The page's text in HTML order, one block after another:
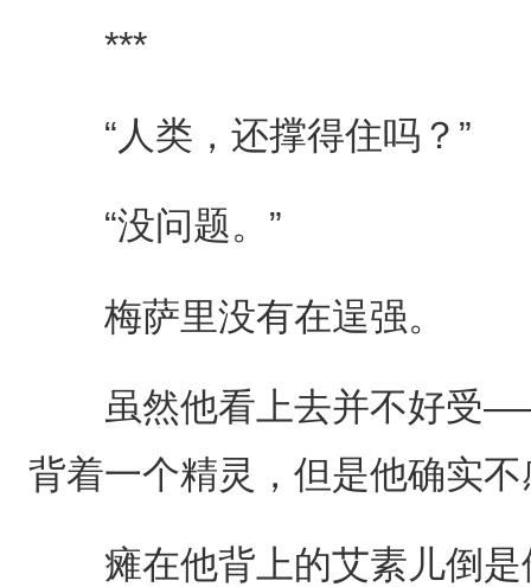
***
“人类，还撑得住吗？”
“没问题。”
梅萨里没有在逞强。
虽然他看上去并不好受
背着一个精灵，但是他确实
瘫在他背上的艾素儿倒是